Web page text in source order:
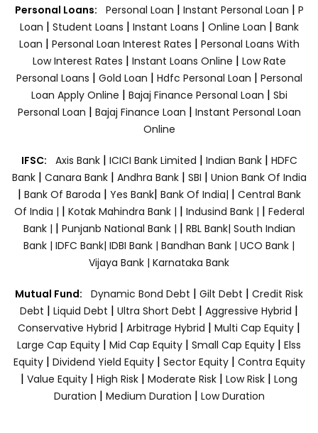
Personal Loans: Personal Loan | Instant Personal Loan | P
Loan | Student Loans | Instant Loans | Online Loan | Bank
Loan | Personal Loan Interest Rates | Personal Loans With
Low Interest Rates | Instant Loans Online | Low Rate
Personal Loans | Gold Loan | Hdfc Personal Loan | Personal
Loan Apply Online | Bajaj Finance Personal Loan | Sbi
Personal Loan | Bajaj Finance Loan | Instant Personal Loan
Online
IFSC: Axis Bank | ICICI Bank Limited | Indian Bank | HDFC
Bank| Canara Bank | Andhra Bank| SBI | Union Bank Of India
| Bank Of Baroda | Yes Bank| Bank Of India| | Central Bank
Of India | | Kotak Mahindra Bank | | Indusind Bank | | Federal
Bank | | Punjanb National Bank | | RBL Bank| South Indian
Bank | IDFC Bank| IDBI Bank | Bandhan Bank | UCO Bank |
Vijaya Bank | Karnataka Bank
Mutual Fund: Dynamic Bond Debt | Gilt Debt | Credit Risk
Debt | Liquid Debt | Ultra Short Debt | Aggressive Hybrid |
Conservative Hybrid | Arbitrage Hybrid | Multi Cap Equity |
Large Cap Equity | Mid Cap Equity | Small Cap Equity | Elss
Equity| Dividend Yield Equity| Sector Equity | Contra Equity
| Value Equity | High Risk | Moderate Risk | Low Risk | Long
Duration | Medium Duration | Low Duration